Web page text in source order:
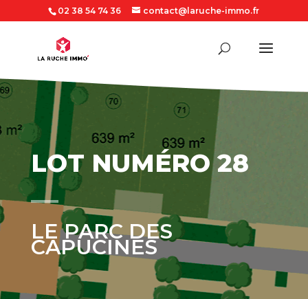
02 38 54 74 36 contact@laruche-immo.fr
LOT NUMÉRO 28
LE PARC DES
CAPUCINES